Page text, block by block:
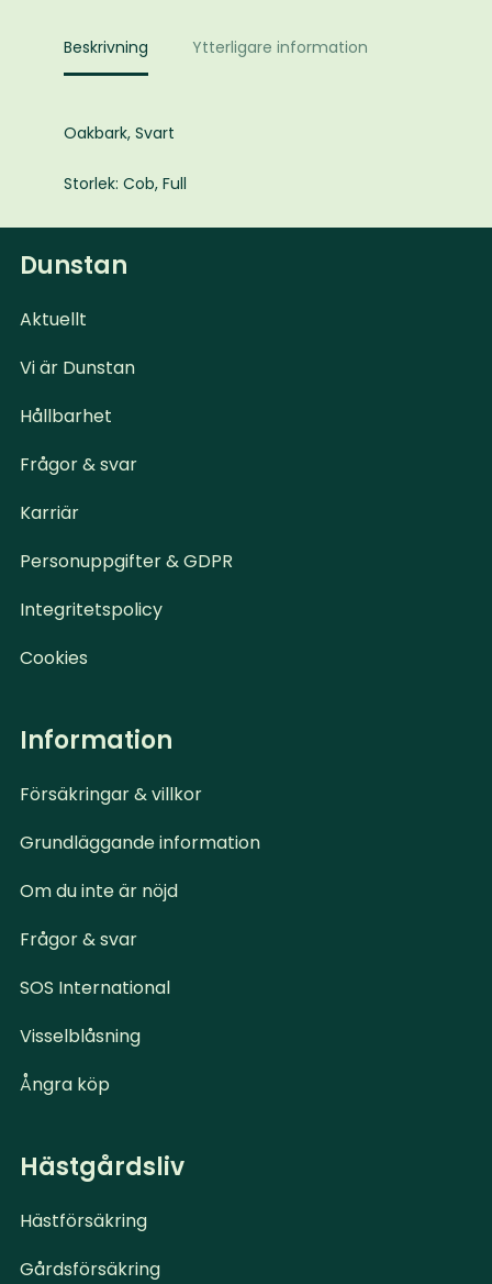
Beskrivning Ytterligare information
Oakbark, Svart
Storlek: Cob, Full
Dunstan
Aktuellt
Vi är Dunstan
Hållbarhet
Frågor & svar
Karriär
Personuppgifter & GDPR
Integritetspolicy
Cookies
Information
Försäkringar & villkor
Grundläggande information
Om du inte är nöjd
Frågor & svar
SOS International
Visselblåsning
Ångra köp
Hästgårdsliv
Hästförsäkring
Gårdsförsäkring